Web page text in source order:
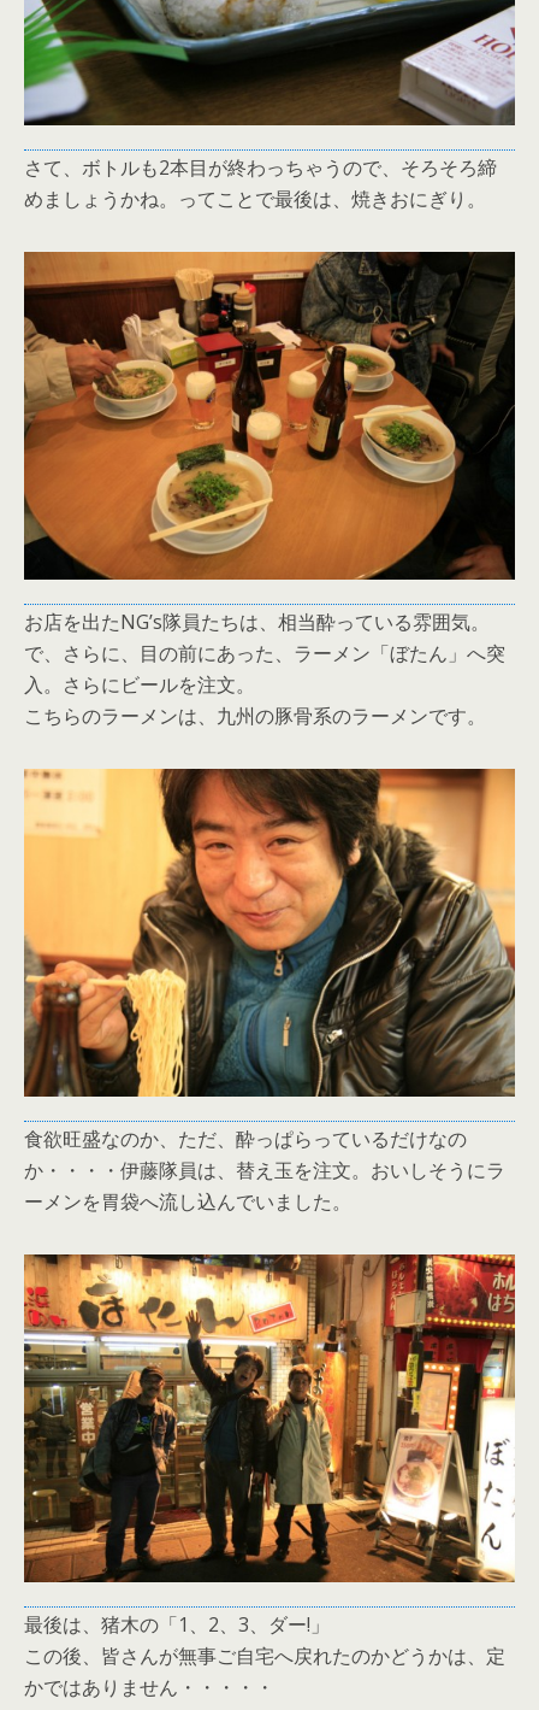
さて、ボトルも2本目が終わっちゃうので、そろそろ締
めましょうかね。ってことで最後は、焼きおにぎり。
お店を出たNG’s隊員たちは、相当酔っている雰囲気。
で、さらに、目の前にあった、ラーメン「ぼたん」へ突
入。さらにビールを注文。
こちらのラーメンは、九州の豚骨系のラーメンです。
食欲旺盛なのか、ただ、酔っぱらっているだけなの
か・・・・伊藤隊員は、替え玉を注文。おいしそうにラ
ーメンを胃袋へ流し込んでいました。
最後は、猪木の「1、2、3、ダー!」
この後、皆さんが無事ご自宅へ戻れたのかどうかは、定
かではありません・・・・・